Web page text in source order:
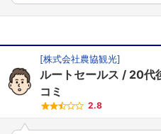
[株式会社農協観光]
ルートセールス 20代
コミ
2.8